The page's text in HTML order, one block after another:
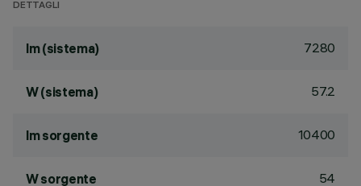
DETTAGLI
lm (sistema) 7280
W (sistema) 57.2
lm sorgente 10400
W sorgente 54